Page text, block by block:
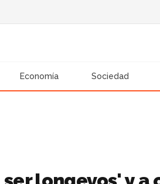
Economía Sociedad